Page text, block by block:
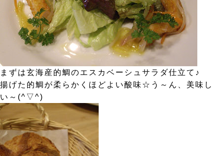
まずは玄海産的鯛のエスカベーシュサラダ仕立て♪
揚げた的鯛が柔らかくほどよい酸味☆う～ん、美味し
い～(^▽^)